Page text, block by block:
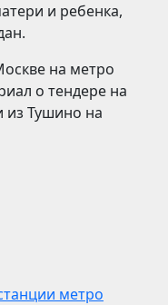
и ребенка,
на метро
о тендере на
из Тушино на
метро